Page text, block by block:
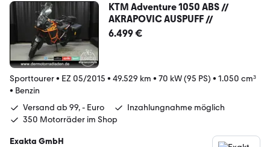
KTM Adventure 1050 ABS //
AKRAPOVIC AUSPUFF //
6.499 €
Sporttourer• EZ 05/2015 • 49.529 km • 70 kW (95 PS) • 1.050 cm³
• Benzin
Versand ab 99, - Euro
Inzahlungnahme möglich
350 Motorräder im Shop
Exakta GmbH